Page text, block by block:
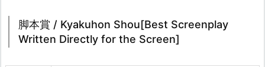
脚本賞 / Kyakuhon Shou[Best Screenplay
Written Directly for the Screen]